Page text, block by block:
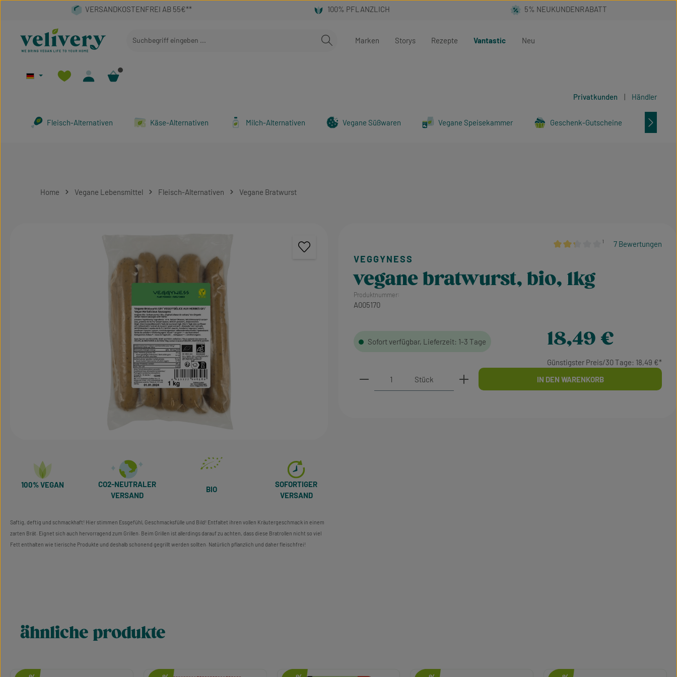
Hauptinhalt springen
Zur Suche springen
Zur Hauptnavigation springen
Marken
Storys Rezepte Vantastic Neu
Privatkunden | Händler
Fleisch-Alternativen Käse-Alternativen Milch-Alternativen Vegane Süßwaren Vegane Speisekammer Geschenk-Gutscheine
Home Vegane Lebensmittel Fleisch-Alternativen Vegane Bratwurst
¹ 7 Bewertungen
vegane bratwurst, bio, 1kg
18,49 €
Günstigster Preis/30 Tage: 18,49 €
Sofort verfügbar, Lieferzeit: 1-3 Tage
Produkt Anzahl: Gib den gewünschten Wert ein oder
Stück IN DEN WARENKORB
Produktnummer:
A005170
100% VEGAN
CO2-NEUTRALER
VERSAND
BIO
SOFORTIGER
VERSAND
Saftig, deftig und schmackhaft! Hier stimmen Essgefühl, Geschmacksfülle und Bild! Entfaltet ihren vollen Kräutergeschmack in einem
zarten Brät. Eignet sich auch hervorragend zum Grillen. Beim Grillen ist allerdings darauf zu achten, dass diese Bratrollen nicht so viel
Fett enthalten wie tierische Produkte und deshalb schonend gegrillt werden sollten. Natürlich pflanzlich und daher fleischfrei!
ähnliche produkte
Produktgalerie überspringen